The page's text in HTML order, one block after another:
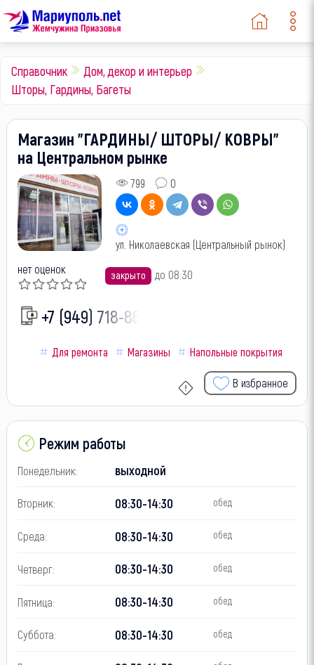
Справочник
Дом, декор и интерьер
Шторы, Гардины, Багеты
Магазин "ГАРДИНЫ/ ШТОРЫ/ КОВРЫ"
на Центральном рынке
799 0
ул. Николаевская (Центральный рынок)
нет оценок
закрыто до 08:30
+7 (949) 718-86-
Для ремонта Магазины Напольные покрытия
В избранное
Режим работы
Понедельник: выходной
Вторник: 08:30-14:30 обед
Среда: 08:30-14:30 обед
Четверг: 08:30-14:30 обед
Пятница: 08:30-14:30 обед
Суббота: 08:30-14:30 обед